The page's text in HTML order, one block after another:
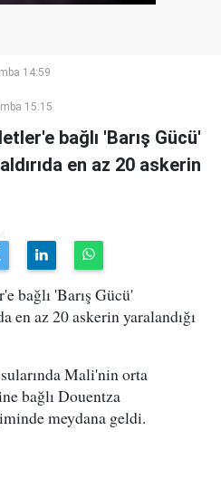
14:59
15:15
bağlı 'Barış Gücü'
en az 20 askerin
bağlı 'Barış Gücü'
en az 20 askerin yaralandığı
Mali'nin orta
bağlı Douentza
meydana geldi.